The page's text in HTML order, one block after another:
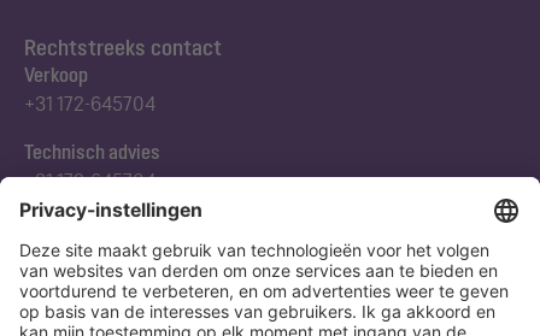
Rechtstreeks contact
Verkoop
+31 172-645704
Technisch advies
+31 172-645704
Abonneert u zich op onze nieuwsbrief
Nu aanmelden